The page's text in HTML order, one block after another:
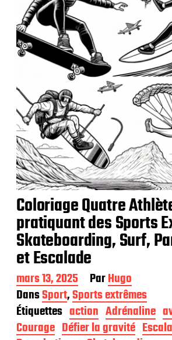
i
o
n
Coloriage Quatre
pratiquant des Sports
Skateboarding, Surf,
et Escalade
D
a
t
e
d
mars 13, 2025 ParHugo
DansSport,Sports extrêmes
Étiquettes action Adrénaline
Courage Défier la gravité